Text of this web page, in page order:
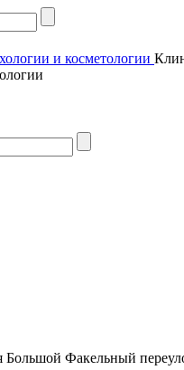
Большой Факельный